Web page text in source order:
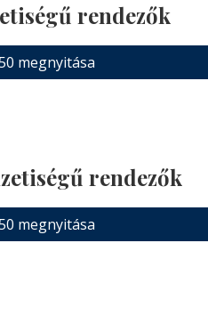
rendezők
megnyitása
rendezők
megnyitása